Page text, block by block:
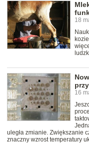
18
16
uległa zmianie. Zwiększanie
znaczny wzrost temperatury